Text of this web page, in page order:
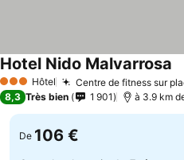
3 ÉtoilesHôtel Centre de fitness sur
Hotel Nido Malvarrosa
8,3 Très bien 1 901 à 3.9 km
De 106 €